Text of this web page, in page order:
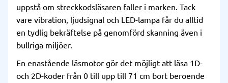
uppstå om streckkodsläsaren faller i marken. Tack
vare vibration, ljudsignal och LED-lampa får du alltid
en tydlig bekräftelse på genomförd skanning även i
bullriga miljöer.
En enastående läsmotor gör det möjligt att läsa 1D-
och 2D-koder från 0 till upp till 71 cm bort beroende